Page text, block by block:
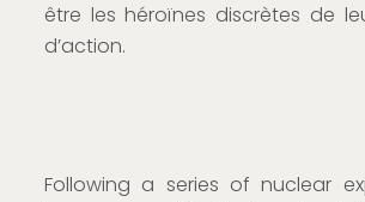
être les héroïnes discrètes de
d’action.
Following a series of nuclear